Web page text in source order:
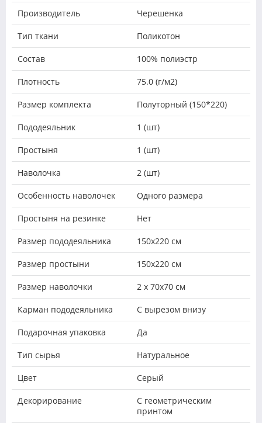
Производитель Черешенка
Тип ткани Поликотон
Состав 100% полиэстр
Плотность 75.0 (г/м2)
Размер комплекта Полуторный (150*220)
Пододеяльник 1 (шт)
Простыня 1 (шт)
Наволочка 2 (шт)
Особенность наволочек Одного размера
Простыня на резинке Нет
Размер пододеяльника 150х220 см
Размер простыни 150х220 см
Размер наволочки 2 х 70х70 см
Карман пододеяльника С вырезом внизу
Подарочная упаковка Да
Тип сырья Натуральное
Цвет Серый
Декорирование
С геометрическим
принтом